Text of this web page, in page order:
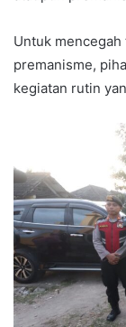
Untuk
premanisme,
kegiatan rutin